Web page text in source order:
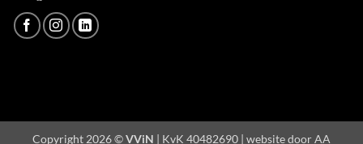
Copyright 2026 ©VViN | KvK 40482690 | website doorAA